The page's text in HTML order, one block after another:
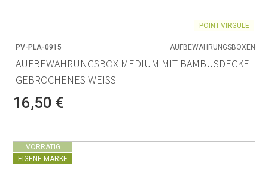
POINT-VIRGULE
PV-PLA-0915 AUFBEWAHRUNGSBOXEN
AUFBEWAHRUNGSBOX MEDIUM MIT BAMBUSDECKEL
GEBROCHENES WEISS
16,50 €
VORRÄTIG
EIGENE MARKE